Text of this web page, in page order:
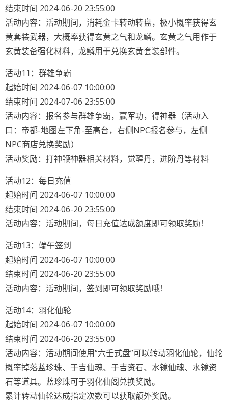
结束时间 2024-06-20 23:55:00
活动内容：活动期间，消耗金卡转动转盘，极小概率获得玄
黄套装武器，大概率获得玄黄之气和龙鳞。玄黄之气用作于
玄黄装备强化材料，龙鳞用于兑换玄黄套装部件。
活动11：群雄争霸
起始时间 2024-06-07 10:00:00
结束时间 2024-07-06 23:55:00
活动内容：报名参与群雄争霸，赢军功，得神器（活动入
口：帝都-地图左下角-至高台，右侧NPC报名参与，左侧
NPC商店兑换奖励）
活动奖励：打神鞭神器相关材料，觉醒丹，进阶丹等材料
活动12：每日充值
起始时间 2024-06-07 10:00:00
结束时间 2024-06-20 23:55:00
活动内容：活动期间，每日充值达成额度即可领取奖励！
活动13：端午签到
起始时间 2024-06-07 10:00:00
结束时间 2024-06-20 23:55:00
活动内容：活动期间，签到即可领取奖励哦！
活动14：羽化仙轮
起始时间 2024-06-07 10:00:00
结束时间 2024-06-20 23:55:00
活动内容：活动期间使用“六壬式盘”可以转动羽化仙轮，仙轮
概率掉落蓝珍珠、于吉仙魂、于吉资石、水镜仙魂、水镜资
石等道具。蓝珍珠可于羽化仙阁兑换奖励。
累计转动仙轮达成指定次数可以获取额外奖励。